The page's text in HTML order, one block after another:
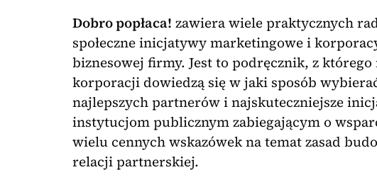
Dobro popłaca! zawiera wiele praktycznych
społeczne inicjatywy marketingowe i
biznesowej firmy. Jest to podręcznik, z
korporacji dowiedzą się w jaki sposób
najlepszych partnerów i najskuteczniejsze
instytucjom publicznym zabiegającym o
wielu cennych wskazówek na temat zasad
relacji partnerskiej.